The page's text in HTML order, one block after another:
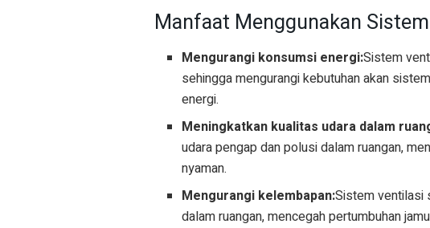
Manfaat Menggunakan
Mengurangi konsumsi energi:Sistem
sehingga mengurangi kebutuhan akan
energi.
Meningkatkan kualitas udara dalam
udara pengap dan polusi dalam ruangan,
nyaman.
Mengurangi kelembapan:Sistem ventilasi
dalam ruangan, mencegah pertumbuhan